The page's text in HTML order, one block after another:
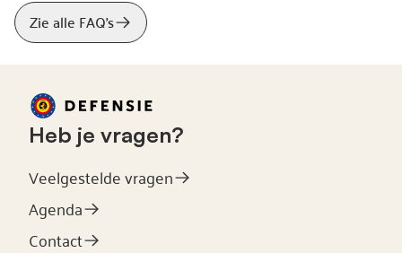
Zie alle FAQ's
Heb je vragen?
Veelgestelde vragen
Agenda
Contact